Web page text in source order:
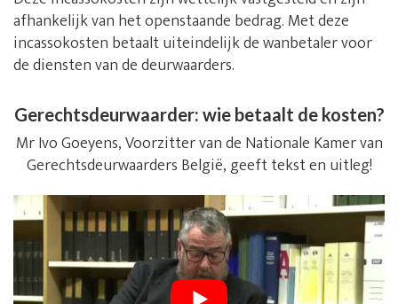
afhankelijk van het openstaande bedrag. Met deze
incassokosten betaalt uiteindelijk de wanbetaler voor
de diensten van de deurwaarders.
Gerechtsdeurwaarder: wie betaalt de kosten?
Mr Ivo Goeyens, Voorzitter van de Nationale Kamer van
Gerechtsdeurwaarders België, geeft tekst en uitleg!